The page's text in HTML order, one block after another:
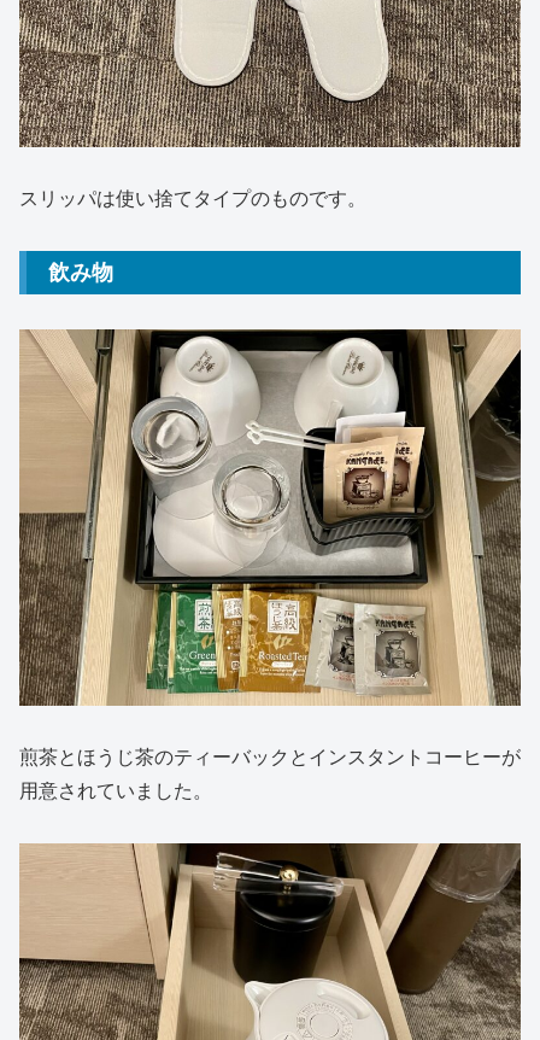
スリッパは使い捨てタイプのものです。
飲み物
煎茶とほうじ茶のティーバックとインスタントコーヒーが
用意されていました。